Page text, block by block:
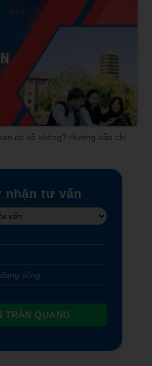
có dễ không? Hướng dẫn chi
nhận tư vấn
TRẦN QUANG